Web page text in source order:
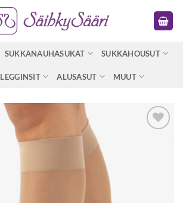
SUKKANAUHASUKAT SUKKAHOUSUT
LEGGINSIT ALUSASUT MUUT